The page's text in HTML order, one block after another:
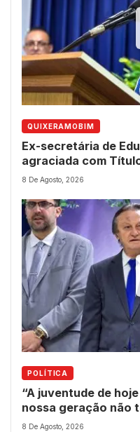
QUIXERAMOBIM
Ex-secretária de
agraciada com
Quixeramobinense
8 De Agosto, 2026
POLÍTICA
“A juventude de
nossa geração não
Pimenta durante
8 De Agosto, 2026